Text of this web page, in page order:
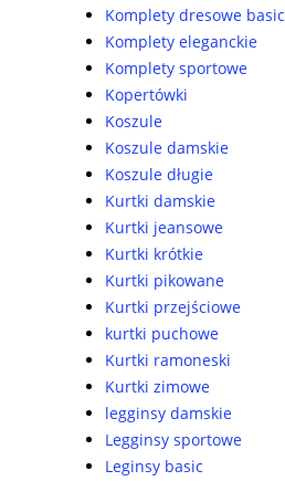
Komplety dresowe basic
Komplety eleganckie
Komplety sportowe
Kopertówki
Koszule
Koszule damskie
Koszule długie
Kurtki damskie
Kurtki jeansowe
Kurtki krótkie
Kurtki pikowane
Kurtki przejściowe
kurtki puchowe
Kurtki ramoneski
Kurtki zimowe
legginsy damskie
Legginsy sportowe
Leginsy basic